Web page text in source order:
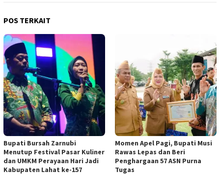
POS TERKAIT
Bupati Bursah Zarnubi
Menutup Festival Pasar Kuliner
dan UMKM Perayaan Hari Jadi
Kabupaten Lahat ke-157
Momen Apel Pagi, Bupati Musi
Rawas Lepas dan Beri
Penghargaan 57 ASN Purna
Tugas